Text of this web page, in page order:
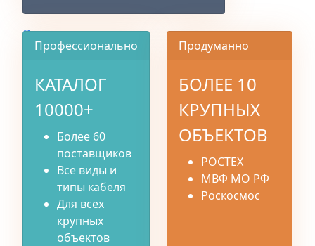
О компании
Профессионально
КАТАЛОГ
10000+
Более 60
поставщиков
Все виды и
типы кабеля
Для всех
крупных
объектов
Продуманно
БОЛЕЕ 10
КРУПНЫХ
ОБЪЕКТОВ
РОСТЕХ
МВФ МО РФ
Роскосмос